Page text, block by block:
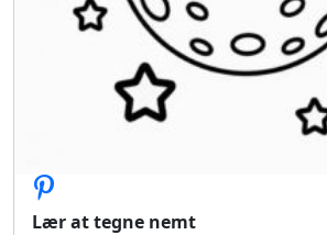
Lær at tegne nemt